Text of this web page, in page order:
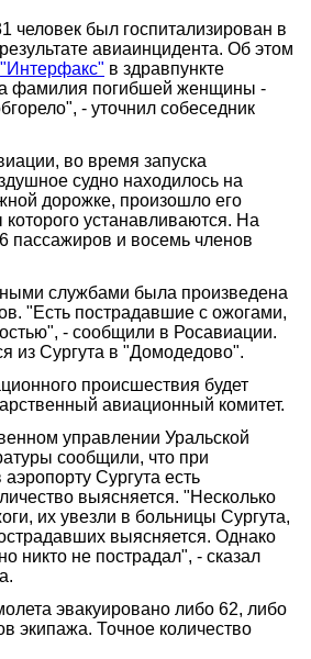
человек был госпитализирован в
авиаинцидента. Об этом
"Интерфакс" в здравпункте
фамилия погибшей женщины -
- уточнил собеседник
во время запуска
судно находилось на
дорожке, произошло его
устанавливаются. На
пассажиров и восемь членов
службами была произведена
"Есть пострадавшие с ожогами,
- сообщили в Росавиации.
из Сургута в "Домодедово".
происшествия будет
авиационный комитет.
управлении Уральской
сообщили, что при
Сургута есть
выясняется. "Несколько
их увезли в больницы Сургута,
выясняется. Однако
никто не пострадал", - сказал
эвакуировано либо 62, либо
экипажа. Точное количество